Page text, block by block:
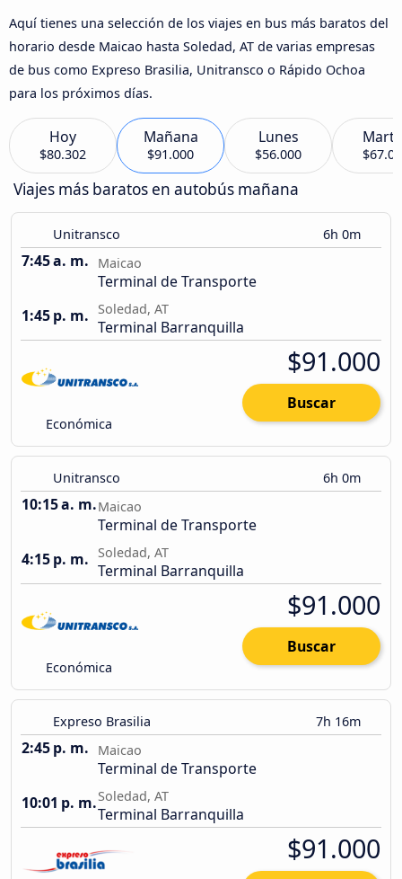
Aquí tienes una selección de los viajes en bus más baratos del
horario desde Maicao hasta Soledad, AT de varias empresas
de bus como Expreso Brasilia, Unitransco o Rápido Ochoa
para los próximos días.
Hoy
$80.302
Mañana
$91.000
Lunes
$56.000
Viajes más baratos en autobús mañana
Unitransco 6h 0m
7:45 a. m. Maicao
Terminal de Transporte
1:45 p. m. Soledad, AT
Terminal Barranquilla
Económica
$91.000
Buscar
Unitransco 6h 0m
10:15 a. m.Maicao
Terminal de Transporte
4:15 p. m. Soledad, AT
Terminal Barranquilla
Económica
$91.000
Buscar
Expreso Brasilia 7h 16m
2:45 p. m. Maicao
Terminal de Transporte
10:01 p. m.Soledad, AT
Terminal Barranquilla
$91.000